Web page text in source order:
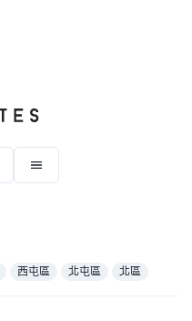
西屯區 北屯區 北區